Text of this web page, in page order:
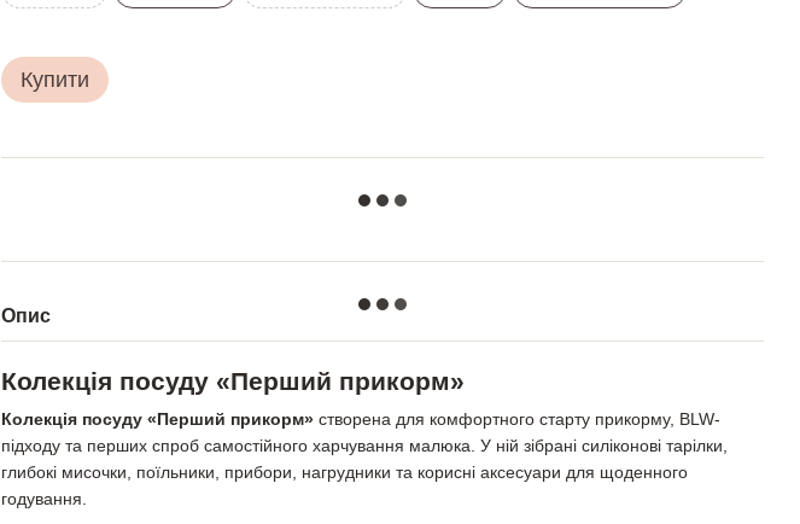
Купити
Опис
Колекція посуду «Перший прикорм»
Колекція посуду «Перший прикорм» створена для комфортного старту прикорму, BLW-
підходу та перших спроб самостійного харчування малюка. У ній зібрані силіконові тарілки,
глибокі мисочки, поїльники, прибори, нагрудники та корисні аксесуари для щоденного
годування.